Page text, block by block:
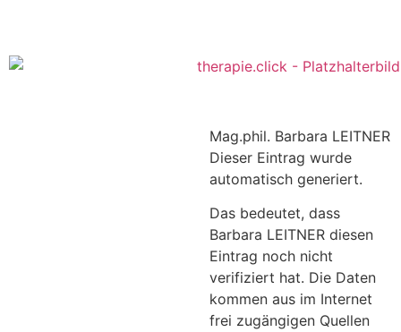
Mag.phil. Barbara LEITNER
Dieser Eintrag wurde
automatisch generiert.
Das bedeutet, dass
Barbara LEITNER diesen
Eintrag noch nicht
verifiziert hat. Die Daten
kommen aus im Internet
frei zugängigen Quellen